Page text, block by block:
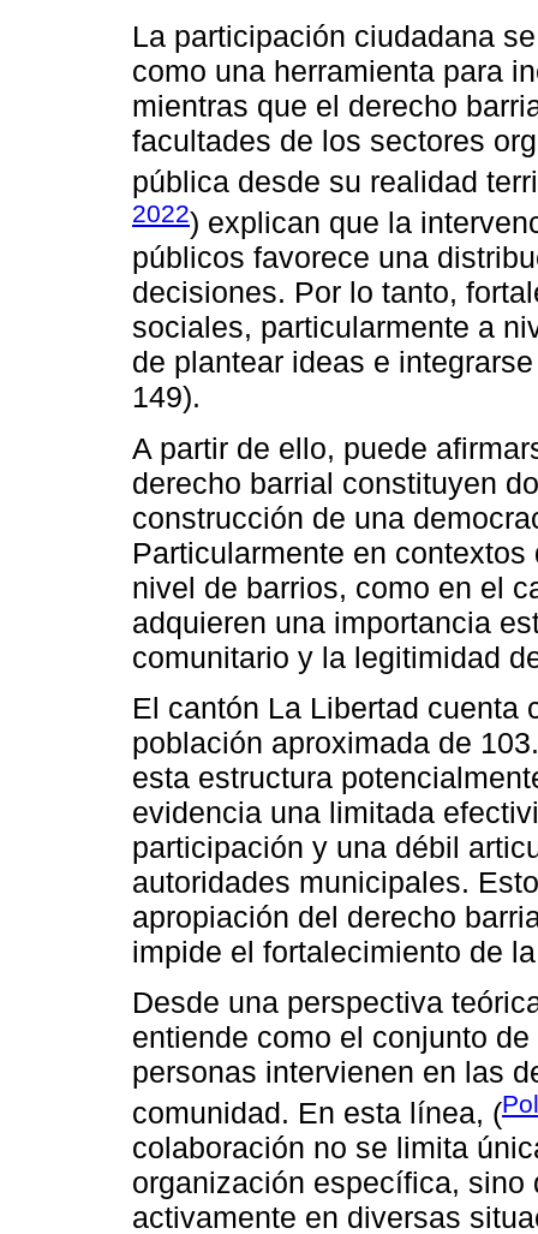
La participación ciudadana
como una herramienta para
mientras que el derecho
facultades de los sectores
pública desde su realidad
2022) explican que la
públicos favorece una
decisiones. Por lo tanto,
sociales, particularmente a
de plantear ideas e
149).
A partir de ello, puede
derecho barrial constituyen
construcción de una
Particularmente en
nivel de barrios, como en el
adquieren una importancia
comunitario y la legitimidad
El cantón La Libertad cuenta
población aproximada de
esta estructura
evidencia una limitada
participación y una débil
autoridades municipales.
apropiación del derecho
impide el fortalecimiento de
Desde una perspectiva
entiende como el conjunto
personas intervienen en las
comunidad. En esta línea, (
colaboración no se limita
organización específica,
activamente en diversas